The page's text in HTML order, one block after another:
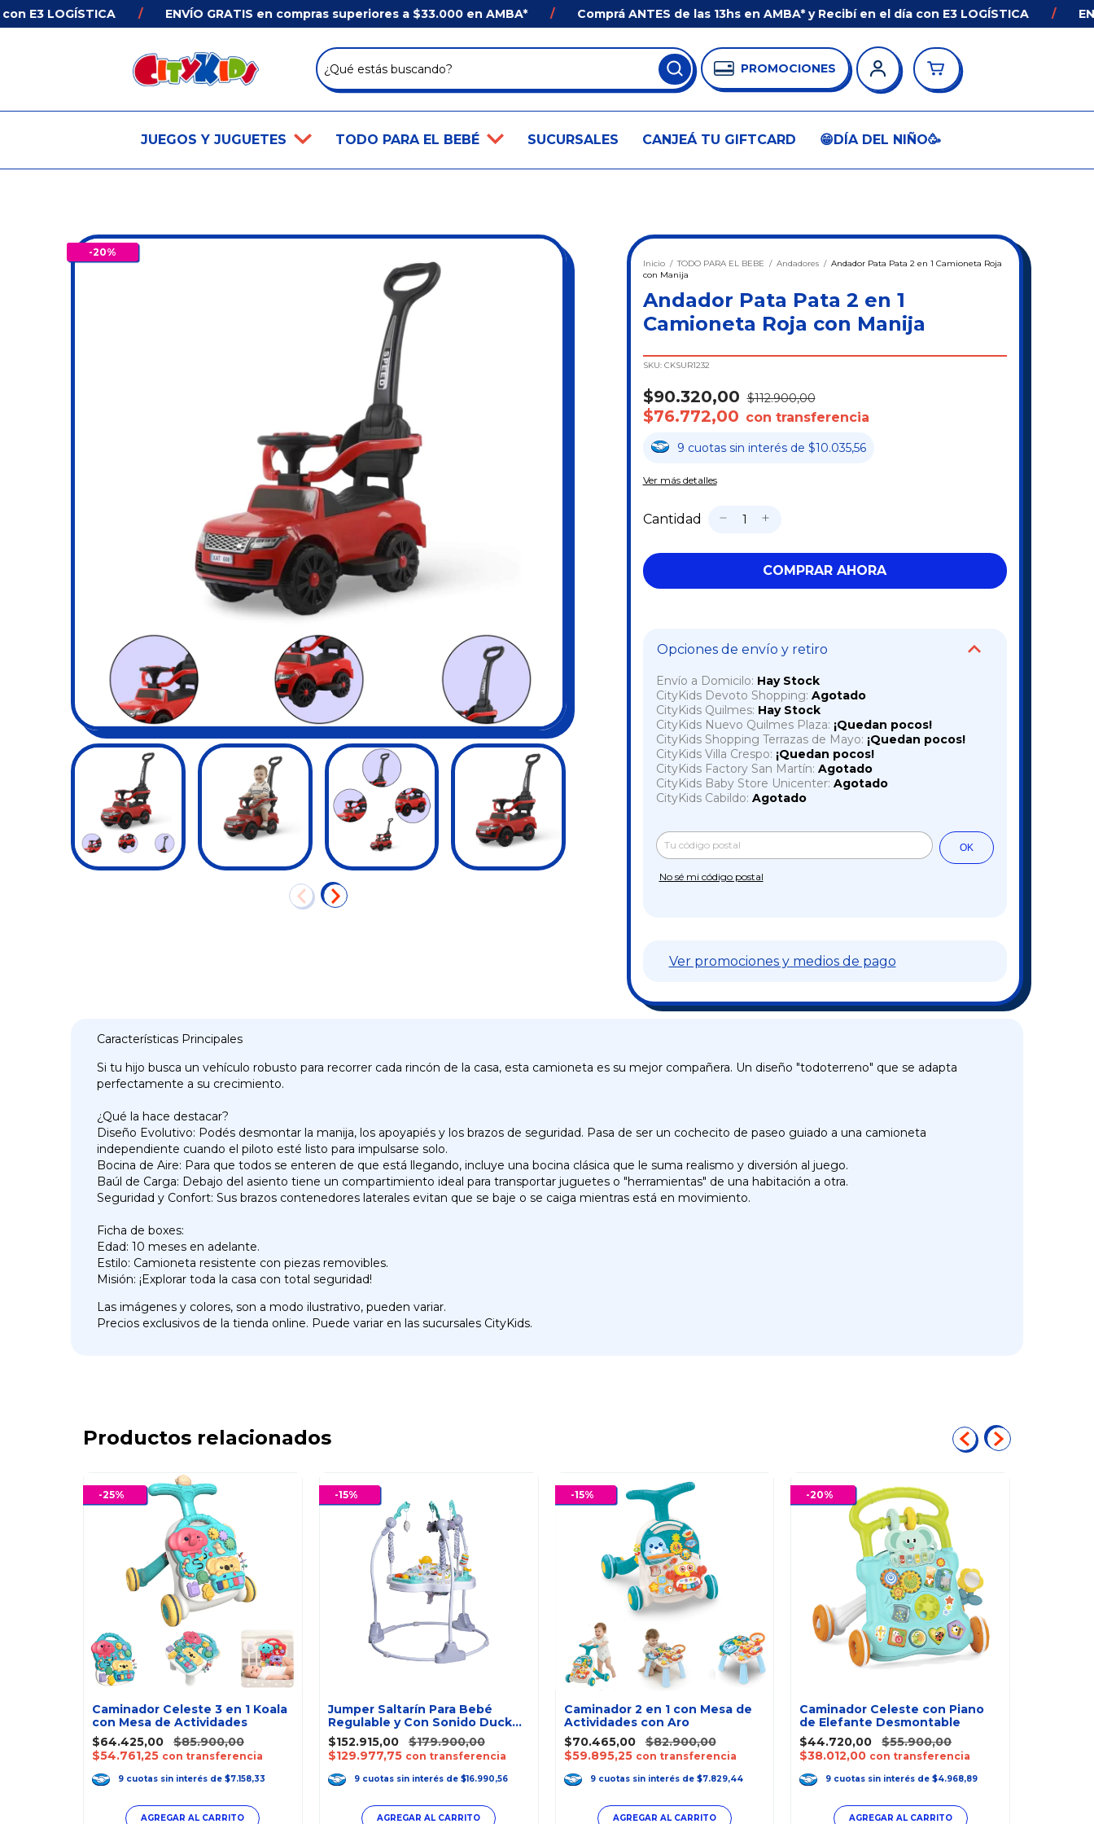
LOGÍSTICA / ENVÍO GRATIS en compras superiores a $33.000 en AMBA* / Comprá ANTES de las 13hs en AMBA* y Recibí en el día con E3 LOGÍSTICA /
PROMOCIONES
JUEGOS Y JUGUETES TODO PARA EL BEBÉ SUCURSALES CANJEÁ TU GIFTCARD 😁DÍA DEL NIÑO🥳
-20%
Inicio / TODO PARA EL BEBE / Andadores / Andador Pata Pata 2 en 1 Camioneta Roja
con Manija
Andador Pata Pata 2 en 1
Camioneta Roja con Manija
SKU: CKSUR1232
$90.320,00 $112.900,00
$76.772,00 con transferencia
9 cuotas sin interés de $10.035,56
Ver más detalles
Cantidad
Opciones de envío y retiro
Envío a Domicilo: Hay Stock
CityKids Devoto Shopping: Agotado
CityKids Quilmes: Hay Stock
CityKids Nuevo Quilmes Plaza: ¡Quedan pocos!
CityKids Shopping Terrazas de Mayo: ¡Quedan pocos!
CityKids Villa Crespo: ¡Quedan pocos!
CityKids Factory San Martín: Agotado
CityKids Baby Store Unicenter: Agotado
CityKids Cabildo: Agotado
Entregas para el CP: Cambiar CP
OK
No sé mi código postal
Ver promociones y medios de pago
Características Principales
Si tu hijo busca un vehículo robusto para recorrer cada rincón de la casa, esta camioneta es su mejor compañera. Un diseño "todoterreno" que se adapta
perfectamente a su crecimiento.
¿Qué la hace destacar?
Diseño Evolutivo: Podés desmontar la manija, los apoyapiés y los brazos de seguridad. Pasa de ser un cochecito de paseo guiado a una camioneta
independiente cuando el piloto esté listo para impulsarse solo.
Bocina de Aire: Para que todos se enteren de que está llegando, incluye una bocina clásica que le suma realismo y diversión al juego.
Baúl de Carga: Debajo del asiento tiene un compartimiento ideal para transportar juguetes o "herramientas" de una habitación a otra.
Seguridad y Confort: Sus brazos contenedores laterales evitan que se baje o se caiga mientras está en movimiento.
Ficha de boxes:
Edad: 10 meses en adelante.
Estilo: Camioneta resistente con piezas removibles.
Misión: ¡Explorar toda la casa con total seguridad!
Las imágenes y colores, son a modo ilustrativo, pueden variar.
Precios exclusivos de la tienda online. Puede variar en las sucursales CityKids.
Productos relacionados
-25%
Caminador Celeste 3 en 1 Koala
con Mesa de Actividades
$64.425,00
$85.900,00
$54.761,25 con transferencia
9 cuotas sin interés de $7.158,33
-15%
Jumper Saltarín Para Bebé
Regulable y Con Sonido Duck
Baby
$152.915,00
$179.900,00
$129.977,75 con transferencia
9 cuotas sin interés de $16.990,56
-15%
Caminador 2 en 1 con Mesa de
Actividades con Aro
$70.465,00
$82.900,00
$59.895,25 con transferencia
9 cuotas sin interés de $7.829,44
-20%
Caminador Celeste con Piano
de Elefante Desmontable
$44.720,00
$55.900,00
$38.012,00 con transferencia
9 cuotas sin interés de$4.968,89